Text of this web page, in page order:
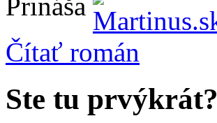
Čítať román
Ste tu prvýkrát?